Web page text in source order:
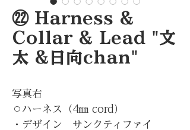
㉒ Harness &
Collar & Lead "文
太 &日向chan"
写真右
⚪︎ハーネス（4㎜ cord）
・デザイン サンクティファイ